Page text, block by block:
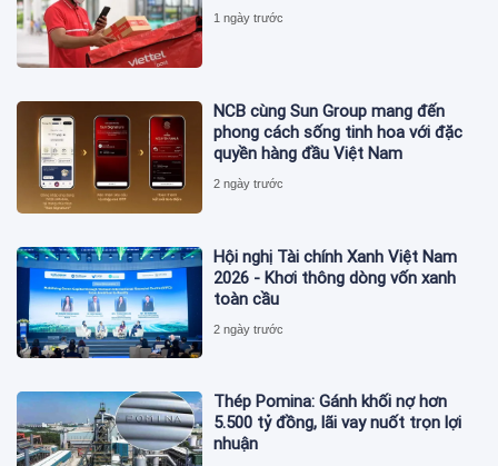
1 ngày trước
NCB cùng Sun Group mang đến
phong cách sống tinh hoa với đặc
quyền hàng đầu Việt Nam
2 ngày trước
Hội nghị Tài chính Xanh Việt Nam
2026 - Khơi thông dòng vốn xanh
toàn cầu
2 ngày trước
Thép Pomina: Gánh khối nợ hơn
5.500 tỷ đồng, lãi vay nuốt trọn lợi
nhuận